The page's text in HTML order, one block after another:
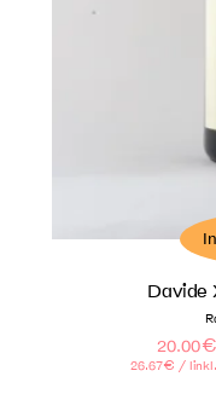
Davide
20.00€
26.67€ / l